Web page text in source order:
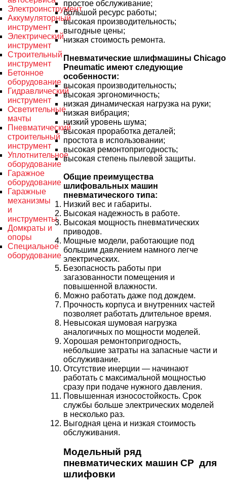
Электроинструмент
Аккумуляторный
инструмент
Электрический
инструмент
Строительный
инструмент
Бетонное
оборудование
Гидравлический
инструмент
Осветительные
мачты
Пневматический
строительный
инструмент
Уплотнительное
оборудование
Гаражное
оборудование
Гаражные
механизмы
и
инструменты
Домкраты и
опоры
Специальное
оборудование
простое обслуживание;
большой ресурс работы;
высокая производительность;
выгодные цены;
низкая стоимость ремонта.
Пневматические шлифмашины Chicago
Pneumatic имеют следующие
особенности:
высокая производительность;
высокая эргономичность;
низкая динамическая нагрузка на руки;
низкая вибрация;
низкий уровень шума;
высокая проработка деталей;
простота в использовании;
высокая ремонтопригодность;
высокая степень пылевой защиты.
Общие преимущества
шлифовальных машин
пневматического типа:
Низкий вес и габариты.
Высокая надежность в работе.
Высокая мощность пневматических
приводов.
Мощные модели, работающие под
большим давлением намного легче
электрических.
Безопасность работы при
загазованности помещения и
повышенной влажности.
Можно работать даже под дождем.
Прочность корпуса и внутренних частей
позволяет работать длительное время.
Невысокая шумовая нагрузка
аналогичных по мощности моделей.
Хорошая ремонтопригодность,
небольшие затраты на запасные части и
обслуживание.
Отсутствие инерции — начинают
работать с максимальной мощностью
сразу при подаче нужного давления.
Повышенная износостойкость. Срок
службы больше электрических моделей
в несколько раз.
Выгодная цена и низкая стоимость
обслуживания.
Модельный ряд
пневматических машин CP для
шлифовки